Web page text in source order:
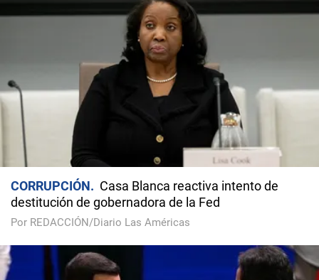
CORRUPCIÓN
Casa Blanca reactiva intento de
destitución de gobernadora de la Fed
Por REDACCIÓN/Diario Las Américas